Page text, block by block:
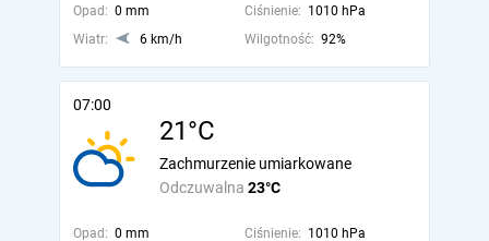
Opad: 0 mm Ciśnienie: 1010 hPa
Wiatr:
6 km/h Wilgotność: 92%
07:00
21°C
Odczuwalna 23°C
Zachmurzenie umiarkowane
Opad: 0 mm Ciśnienie: 1010 hPa